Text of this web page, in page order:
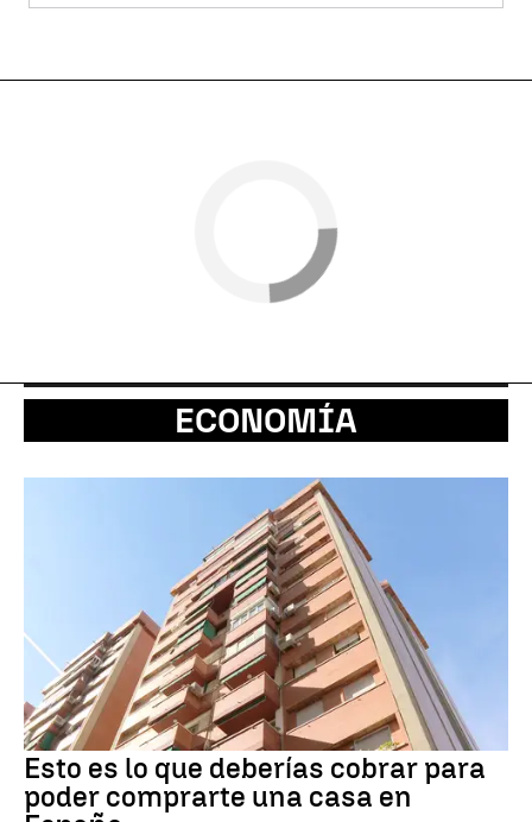
ECONOMÍA
Esto es lo que deberías cobrar para
poder comprarte una casa en